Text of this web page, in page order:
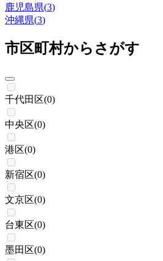
鹿児島県(3)
沖縄県(3)
市区町村からさがす
千代田区(0)
中央区(0)
港区(0)
新宿区(0)
文京区(0)
台東区(0)
墨田区(0)